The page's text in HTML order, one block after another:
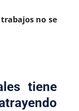
no se
tiene